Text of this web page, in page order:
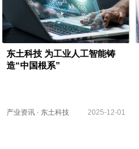
东土科技 为工业人工智能铸
造“中国根系”
产业资讯· 东土科技 2025-12-01